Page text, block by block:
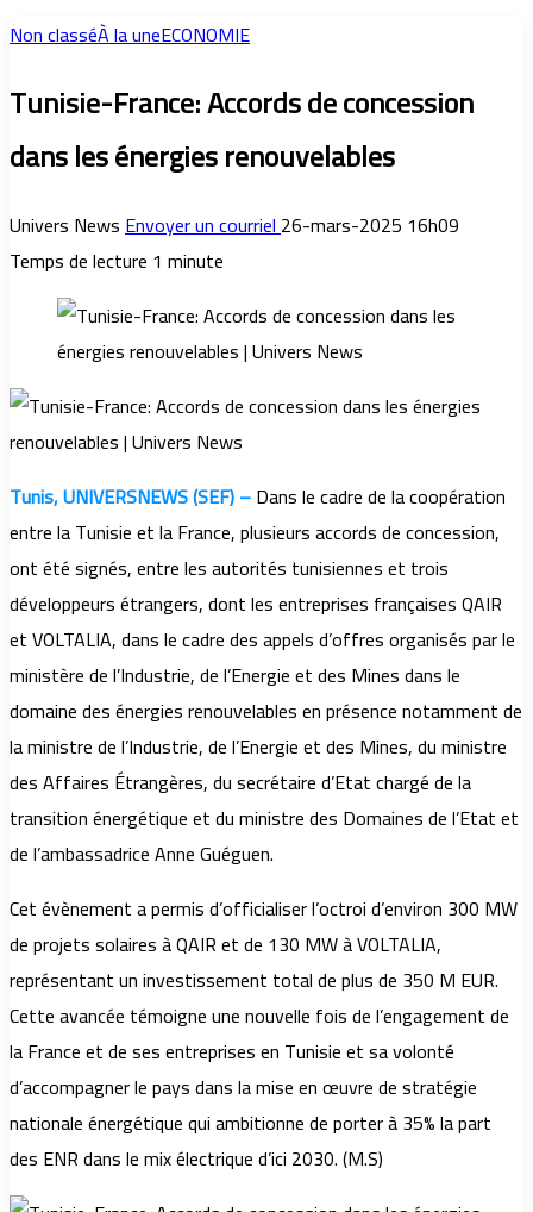
Non classéÀ la uneECONOMIE
Tunisie-France: Accords de concession
dans les énergies renouvelables
Univers NewsEnvoyer un courriel26-mars-2025 16h09
Temps de lecture 1 minute
Tunis, UNIVERSNEWS (SEF) –Dans le cadre de la coopération
entre la Tunisie et la France, plusieurs accords de concession,
ont été signés, entre les autorités tunisiennes et trois
développeurs étrangers, dont les entreprises françaises QAIR
et VOLTALIA, dans le cadre des appels d’offres organisés par le
ministère de l’Industrie, de l’Energie et des Mines dans le
domaine des énergies renouvelables en présence notamment de
la ministre de l’Industrie, de l’Energie et des Mines, du ministre
des Affaires Étrangères, du secrétaire d’Etat chargé de la
transition énergétique et du ministre des Domaines de l’Etat et
de l’ambassadrice Anne Guéguen.
Cet évènement a permis d’officialiser l’octroi d’environ 300 MW
de projets solaires à QAIR et de 130 MW à VOLTALIA,
représentant un investissement total de plus de 350 M EUR.
Cette avancée témoigne une nouvelle fois de l’engagement de
la France et de ses entreprises en Tunisie et sa volonté
d’accompagner le pays dans la mise en œuvre de stratégie
nationale énergétique qui ambitionne de porter à 35% la part
des ENR dans le mix électrique d’ici 2030. (M.S)